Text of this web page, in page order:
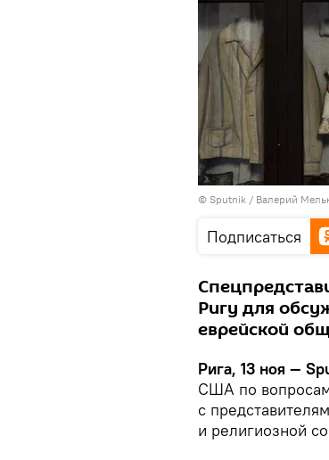
© Sputnik / Валерий
Подписаться
Ригу для
еврейской
Рига, 13 ноя —
США по
с
и религиозной